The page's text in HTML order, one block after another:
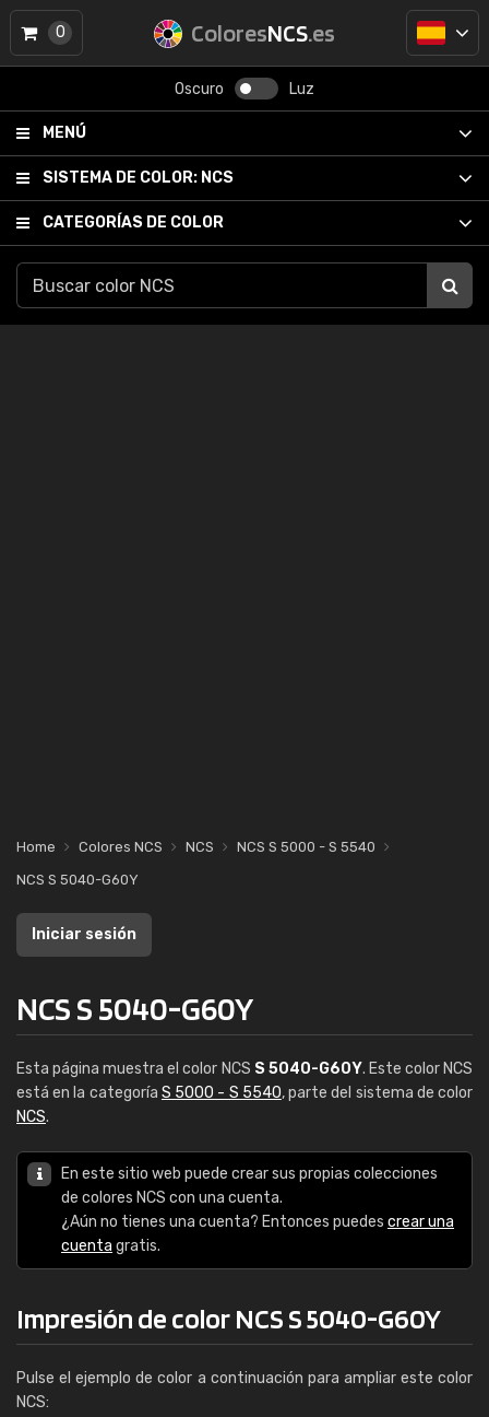
ColoresNCS.es
Oscuro Luz
MENÚ
SISTEMA DE COLOR: NCS
CATEGORÍAS DE COLOR
0
Home Colores NCS NCS
NCS S 5000 - S 5540
NCS S 5040-G60Y
Iniciar sesión
NCS S 5040-G60Y
Esta página muestra el color NCS S 5040-G60Y. Este color NCS
está en la categoría S 5000 - S 5540, parte del sistema de color
NCS.
En este sitio web puede crear sus propias colecciones
de colores NCS con una cuenta.
¿Aún no tienes una cuenta? Entonces puedes crear una
cuenta gratis.
Impresión de color NCS S 5040-G60Y
Pulse el ejemplo de color a continuación para ampliar este color
NCS: